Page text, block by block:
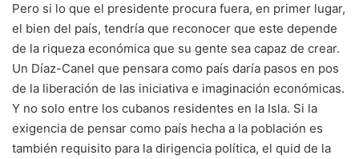
Pero si lo que el presidente procura fuera, en primer lugar,
el bien del país, tendría que reconocer que este depende
de la riqueza económica que su gente sea capaz de crear.
Un Díaz-Canel que pensara como país daría pasos en pos
de la liberación de las iniciativa e imaginación económicas.
Y no solo entre los cubanos residentes en la Isla. Si la
exigencia de pensar como país hecha a la población es
también requisito para la dirigencia política, el quid de la